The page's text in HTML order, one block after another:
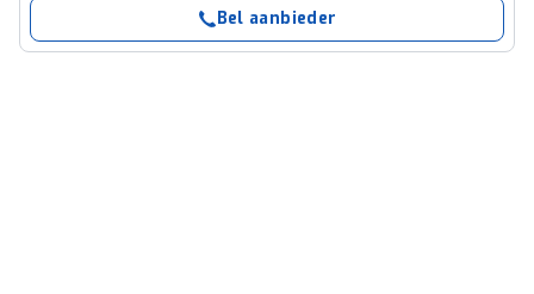
Bel aanbieder